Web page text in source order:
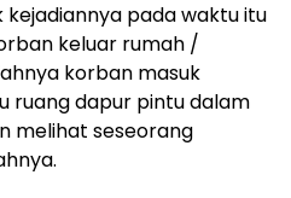
kejadiannya pada waktu itu
keluar rumah /
korban masuk
ruang dapur pintu dalam
melihat seseorang